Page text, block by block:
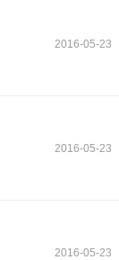
2016-05-23
2016-05-23
2016-05-23